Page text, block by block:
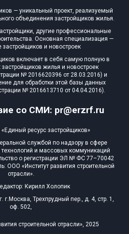
0 из 71
0 из 10 470
со СМИ: pr@erzrf.ru
— уникальный проект, реализуемый
объединения застройщиков жилья.
другие профессиональные
Основная специализация —
застройщиков и новостроек
включает в себя самую полную в
жилья и новостроек
№ 2016620396 от 28.03.2016) и
для обработки этой базы данных
№ 2016613710 от 04.04.2016).
ресурс застройщиков»
службой по надзору в сфере
и массовых коммуникаций
о регистрации ЭЛ № ФС 77–70042
ООО «Институт развития строительной
отрасли».
Кирилл Холопик
г.Москва, Трехпрудный пер., д. 4, стр. 1,
оф. 502,
строительной отрасли», 2025